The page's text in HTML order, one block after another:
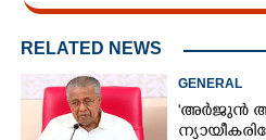
RELATED NEWS
GENERAL
'അർജുൻ